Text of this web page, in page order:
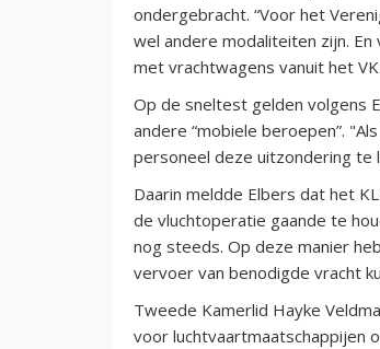
ondergebracht. “Voor het
wel andere modaliteiten zijn. En
met vrachtwagens vanuit het
Op de sneltest gelden volgens
andere “mobiele beroepen”.
personeel deze uitzondering te
Daarin meldde Elbers dat het
de vluchtoperatie gaande te
nog steeds. Op deze manier
vervoer van benodigde vracht
Tweede Kamerlid Hayke
voor luchtvaartmaatschappijen